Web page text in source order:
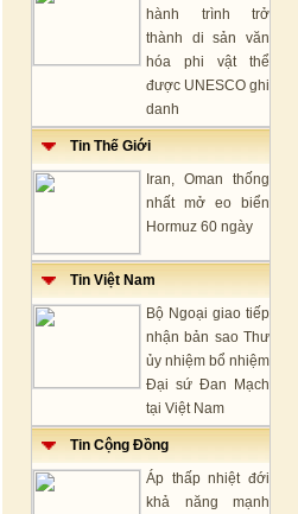
hành trình trở
thành di sản văn
hóa phi vật thể
được UNESCO ghi
danh
Tin Thế Giới
Iran, Oman thống
nhất mở eo biển
Hormuz 60 ngày
Tin Việt Nam
Bộ Ngoại giao tiếp
nhận bản sao Thư
ủy nhiệm bổ nhiệm
Đại sứ Đan Mạch
tại Việt Nam
Tin Cộng Đồng
Áp thấp nhiệt đới
khả năng mạnh